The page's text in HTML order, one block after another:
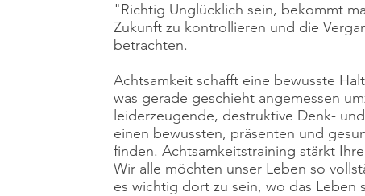
"Richtig Unglücklich sein, bekommt
Zukunft zu kontrollieren und die
betrachten.
Achtsamkeit schafft eine bewusste
was gerade geschieht angemessen
leiderzeugende, destruktive Denk-
einen bewussten, präsenten und
finden. Achtsamkeitstraining stärkt
Wir alle möchten unser Leben so
es wichtig dort zu sein, wo das